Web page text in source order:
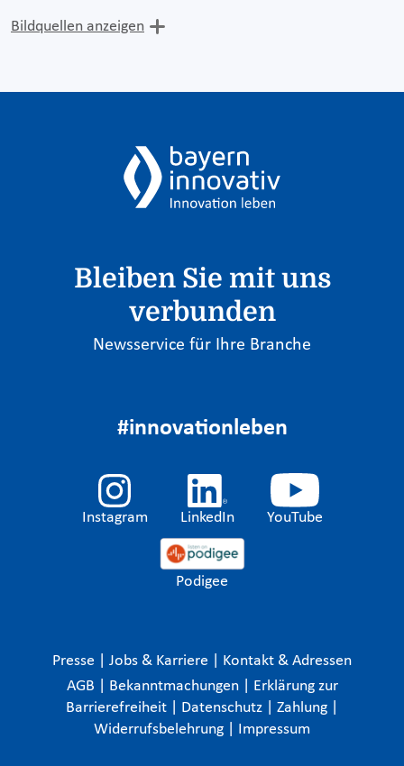
Bildquellen anzeigen
Bleiben Sie mit uns
verbunden
Newsservice für Ihre Branche
#innovationleben
Instagram LinkedIn YouTube
Podigee
Presse Jobs & Karriere
Kontakt & Adressen
AGB
Bekanntmachungen
Erklärung zur
Barrierefreiheit
Datenschutz Zahlung
Widerrufsbelehrung
Impressum